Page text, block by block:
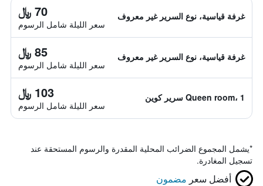
غرفة قياسية، نوع السرير غير معروف 70 ﷼
سعر الليلة شامل الرسوم
غرفة قياسية، نوع السرير غير معروف 85 ﷼
سعر الليلة شامل الرسوم
Queen room، 1 سرير كوين 103 ﷼
سعر الليلة شامل الرسوم
*يشمل المجموع الضرائب المحلية المقدرة والرسوم المستحقة عند
تسجيل المغادرة.
أفضل سعر مضمون